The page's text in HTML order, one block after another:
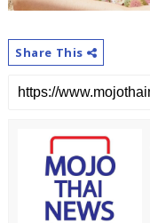
Share This